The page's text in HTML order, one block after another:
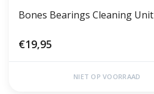
Bones Bearings Cleaning Unit
€19,95
NIET OP VOORRAAD